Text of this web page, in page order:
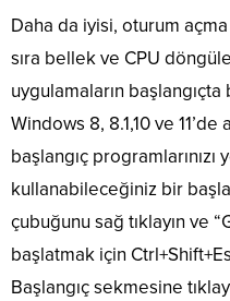
Daha da iyisi, oturum açma
sıra bellek ve CPU
uygulamaların başlangıçta
Windows 8, 8.1,10 ve
başlangıç ​​programlarınızı
kullanabileceğiniz bir
çubuğunu sağ tıklayın ve
başlatmak için
Başlangıç ​​sekmesine